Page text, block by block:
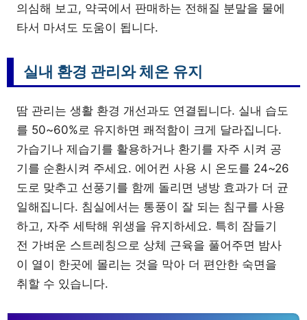
의심해 보고, 약국에서 판매하는 전해질 분말을 물에
타서 마셔도 도움이 됩니다.
실내 환경 관리와 체온 유지
땀 관리는 생활 환경 개선과도 연결됩니다. 실내 습도
를 50~60%로 유지하면 쾌적함이 크게 달라집니다.
가습기나 제습기를 활용하거나 환기를 자주 시켜 공
기를 순환시켜 주세요. 에어컨 사용 시 온도를 24~26
도로 맞추고 선풍기를 함께 돌리면 냉방 효과가 더 균
일해집니다. 침실에서는 통풍이 잘 되는 침구를 사용
하고, 자주 세탁해 위생을 유지하세요. 특히 잠들기
전 가벼운 스트레칭으로 상체 근육을 풀어주면 밤사
이 열이 한곳에 몰리는 것을 막아 더 편안한 숙면을
취할 수 있습니다.